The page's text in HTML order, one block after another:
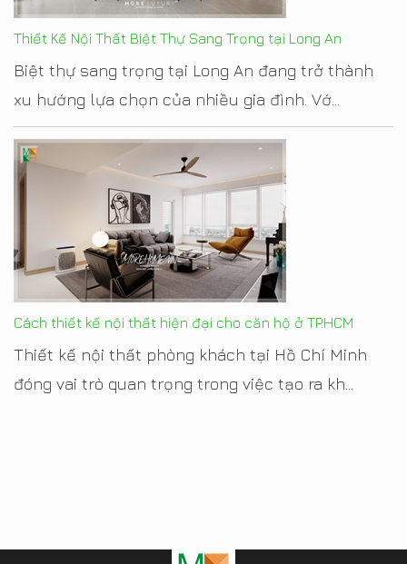
Thiết Kế Nội Thất Biệt Thự Sang Trọng tại Long An
Biệt thự sang trọng tại Long An đang trở thành
xu hướng lựa chọn của nhiều gia đình. Vớ...
Cách thiết kế nội thất hiện đại cho căn hộ ở TP.HCM
Thiết kế nội thất phòng khách tại Hồ Chí Minh
đóng vai trò quan trọng trong việc tạo ra kh...